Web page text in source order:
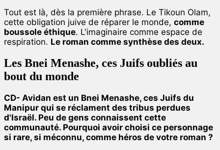
Tout est là, dès la première phrase. Le Tikoun Olam,
cette obligation juive de réparer le monde, comme
boussole éthique. L'imaginaire comme espace de
respiration. Le roman comme synthèse des deux.
Les Bnei Menashe, ces Juifs oubliés au
bout du monde
CD- Avidan est un Bnei Menashe, ces Juifs du
Manipur qui se réclament des tribus perdues
d'Israël. Peu de gens connaissent cette
communauté. Pourquoi avoir choisi ce personnage
si rare, si méconnu, comme héros de votre roman ?